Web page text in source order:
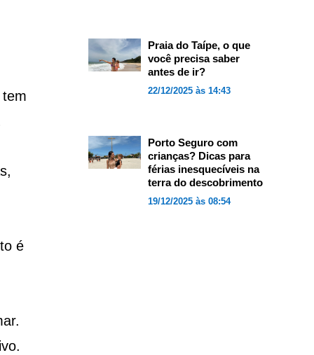
é
Praia do Taípe, o que
você precisa saber
antes de ir?
22/12/2025 às 14:43
Porto Seguro com
crianças? Dicas para
férias inesquecíveis na
terra do descobrimento
19/12/2025 às 08:54